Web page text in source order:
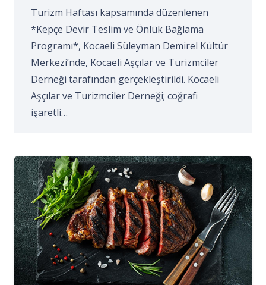
Turizm Haftası kapsamında düzenlenen
*Kepçe Devir Teslim ve Önlük Bağlama
Programı*, Kocaeli Süleyman Demirel Kültür
Merkezi’nde, Kocaeli Aşçılar ve Turizmciler
Derneği tarafından gerçekleştirildi. Kocaeli
Aşçılar ve Turizmciler Derneği; coğrafi
işaretli…